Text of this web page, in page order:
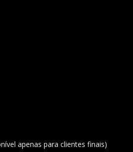
apenas para clientes finais)